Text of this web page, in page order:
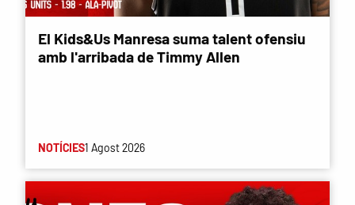
El Kids&Us Manresa suma talent ofensiu
amb l'arribada de Timmy Allen
NOTÍCIES1 Agost 2026